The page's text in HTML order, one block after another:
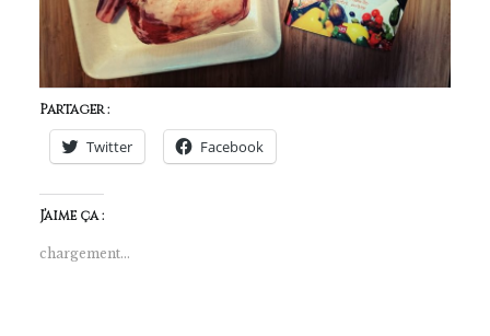
Partager :
Twitter Facebook
J’aime ça :
chargement…